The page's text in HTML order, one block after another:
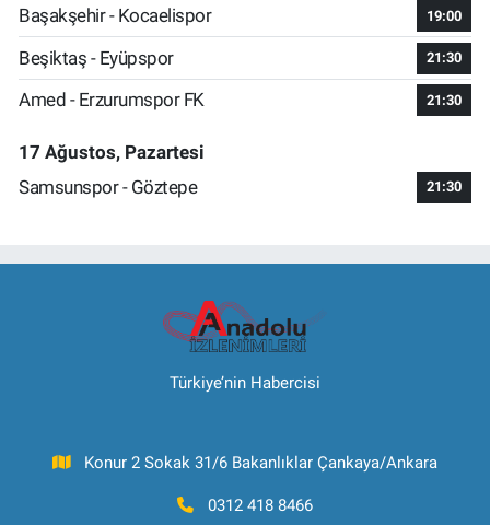
Başakşehir - Kocaelispor
19:00
Beşiktaş - Eyüpspor 21:30
Amed - Erzurumspor FK 21:30
17 Ağustos, Pazartesi
Samsunspor - Göztepe
21:30
Türkiye’nin Habercisi
Konur 2 Sokak 31/6 Bakanlıklar Çankaya/Ankara
0312 418 8466